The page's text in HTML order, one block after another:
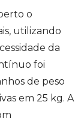
o
utilizando
da
foi
de peso
em 25 kg. A